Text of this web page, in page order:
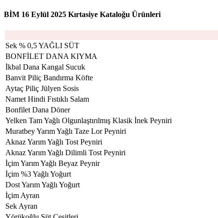
BİM 16 Eylül 2025 Kırtasiye Kataloğu Ürünleri
Sek % 0,5 YAĞLI SÜT
BONFİLET DANA KIYMA
İkbal Dana Kangal Sucuk
Banvit Piliç Bandırma Köfte
Aytaç Piliç Jülyen Sosis
Namet Hindi Fıstıklı Salam
Bonfilet Dana Döner
Yelken Tam Yağlı Olgunlaştırılmış Klasik İnek Peyniri
Muratbey Yarım Yağlı Taze Lor Peyniri
Aknaz Yarım Yağlı Tost Peyniri
Aknaz Yarım Yağlı Dilimli Tost Peyniri
İçim Yarım Yağlı Beyaz Peynir
İçim %3 Yağlı Yoğurt
Dost Yarım Yağlı Yoğurt
İçim Ayran
Sek Ayran